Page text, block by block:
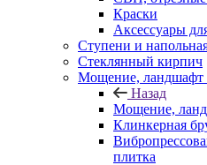
Краски
Аксессуары
Ступени и
Cтеклянный кирпич
Мощение, ландшафт
Назад
Мощение,
Клинкерная
плитка